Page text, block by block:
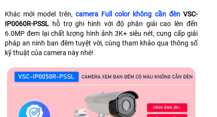
Khác mới model trên, camera Full color không cần đènVSC-
IP0060R-PSSL hỗ trợ ghi hình với độ phân giải cao lên đến
6.0MP đem lại chất lượng hình ảnh 3K+ siêu nét, cung cấp giải
pháp an ninh ban đêm tuyệt vời, cùng tham khảo qua thông số
kỹ thuật của camera này nhé!